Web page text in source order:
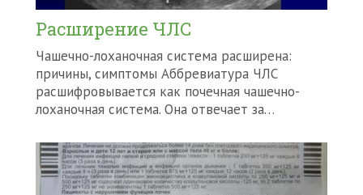
Расширение ЧЛС
Чашечно-лоханочная система расширена:
причины, симптомы Аббревиатура ЧЛС
расшифровывается как почечная чашечно-
лоханочная система. Она отвечает за…